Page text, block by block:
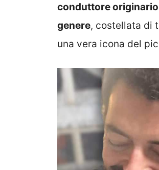
conduttore originario
genere, costellata di
una vera icona del